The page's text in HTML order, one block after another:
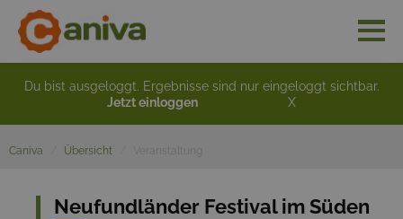
Du bist ausgeloggt. Ergebnisse sind nur eingeloggt sichtbar.
Jetzt einloggen
X
Caniva Übersicht
Neufundländer Festival im Süden